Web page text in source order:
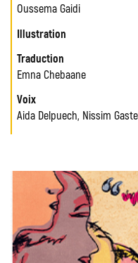
Oussema Gaidi
Illustration
Traduction
Emna Chebaane
Voix
Aida Delpuech, Nissim